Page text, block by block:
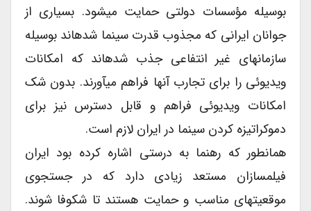
بوسیله مؤسسات دولتی حمایت می‏شود. بسیاری از
جوانان ایرانی که مجذوب قدرت سینما شده‏اند بوسیله
سازمانهای غیر انتفاعی جذب شده‏اند که امکانات
ویدیوئی را برای تجارب آنها فراهم می‏آورند. بدون شک
امکانات ویدیوئی فراهم و قابل دسترس نیز برای
دموکراتیزه کردن سینما در ایران لازم است.
همانطور که رهنما به درستی اشاره کرده بود ایران
فیلم‏سازان مستعد زیادی دارد که در جستجوی
موقعیتهای مناسب و حمایت هستند تا شکوفا شوند.